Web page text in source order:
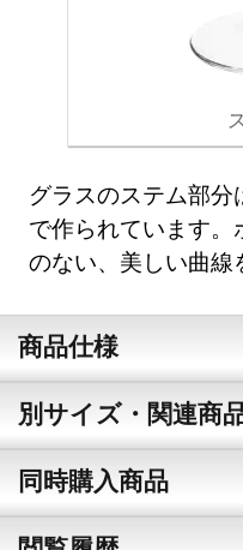
グラスのステム部
で作られています
のない、美しい曲線
商品仕様
別サイズ・関連商
同時購入商品